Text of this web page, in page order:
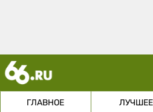
ГЛАВНОЕ ЛУЧШЕЕ